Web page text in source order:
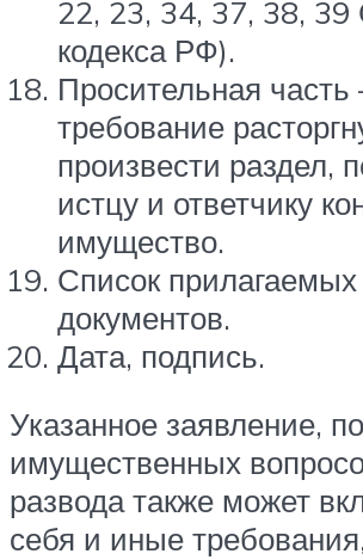
22, 23, 34, 37, 38, 39
кодекса РФ).
Просительная часть
требование
произвести раздел,
истцу и ответчику
имущество.
Список прилагаемых
документов.
Дата, подпись.
Указанное заявление,
имущественных
развода также может
себя и иные